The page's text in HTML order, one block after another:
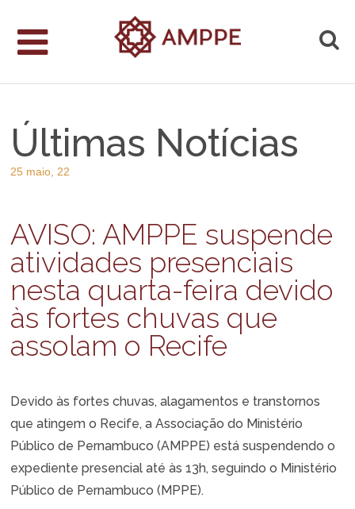
Últimas Notícias
25 maio, 22
AVISO: AMPPE suspende
atividades presenciais
nesta quarta-feira devido
às fortes chuvas que
assolam o Recife
Devido às fortes chuvas, alagamentos e transtornos
que atingem o Recife, a Associação do Ministério
Público de Pernambuco (AMPPE) está suspendendo o
expediente presencial até às 13h, seguindo o Ministério
Público de Pernambuco (MPPE).